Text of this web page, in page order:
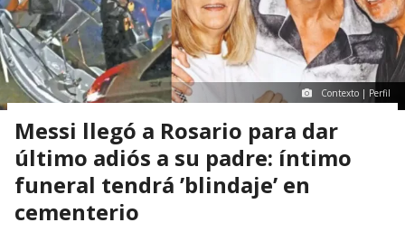
Contexto | Perfil
Messi llegó a Rosario para dar
último adiós a su padre: íntimo
funeral tendrá ’blindaje’ en
cementerio